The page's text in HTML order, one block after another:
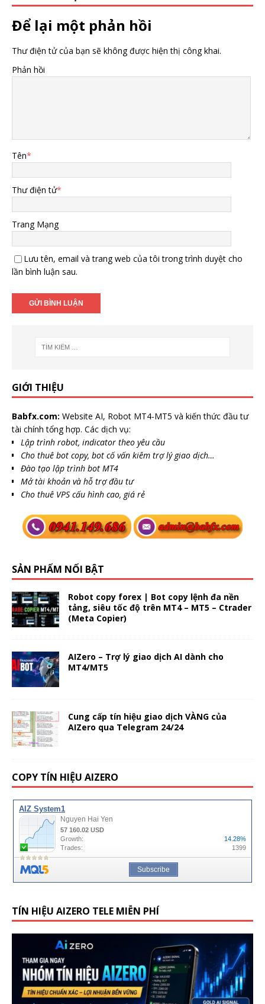
Để lại một phản hồi
Thư điện tử của bạn sẽ không được hiện thị công khai.
Phản hồi
Tên*
Thư điện tử*
Trang Mạng
Lưu tên, email và trang web của tôi trong trình duyệt cho
lần bình luận sau.
GIỚI THIỆU
Babfx.com: Website AI, Robot MT4-MT5 và kiến thức đầu tư
tài chính tổng hợp. Các dịch vụ:
Lập trình robot, indicator theo yêu cầu
Cho thuê bot copy, bot cố vấn kiêm trợ lý giao dịch…
Đào tạo lập trình bot MT4
Mở tài khoản và hỗ trợ đầu tư
Cho thuê VPS cấu hình cao, giá rẻ
SẢN PHẨM NỔI BẬT
Robot copy forex | Bot copy lệnh đa nền
tảng, siêu tốc độ trên MT4 – MT5 – Ctrader
(Meta Copier)
AIZero – Trợ lý giao dịch AI dành cho
MT4/MT5
Cung cấp tín hiệu giao dịch VÀNG của
AIZero qua Telegram 24/24
COPY TÍN HIỆU AIZERO
TÍN HIỆU AIZERO TELE MIỄN PHÍ